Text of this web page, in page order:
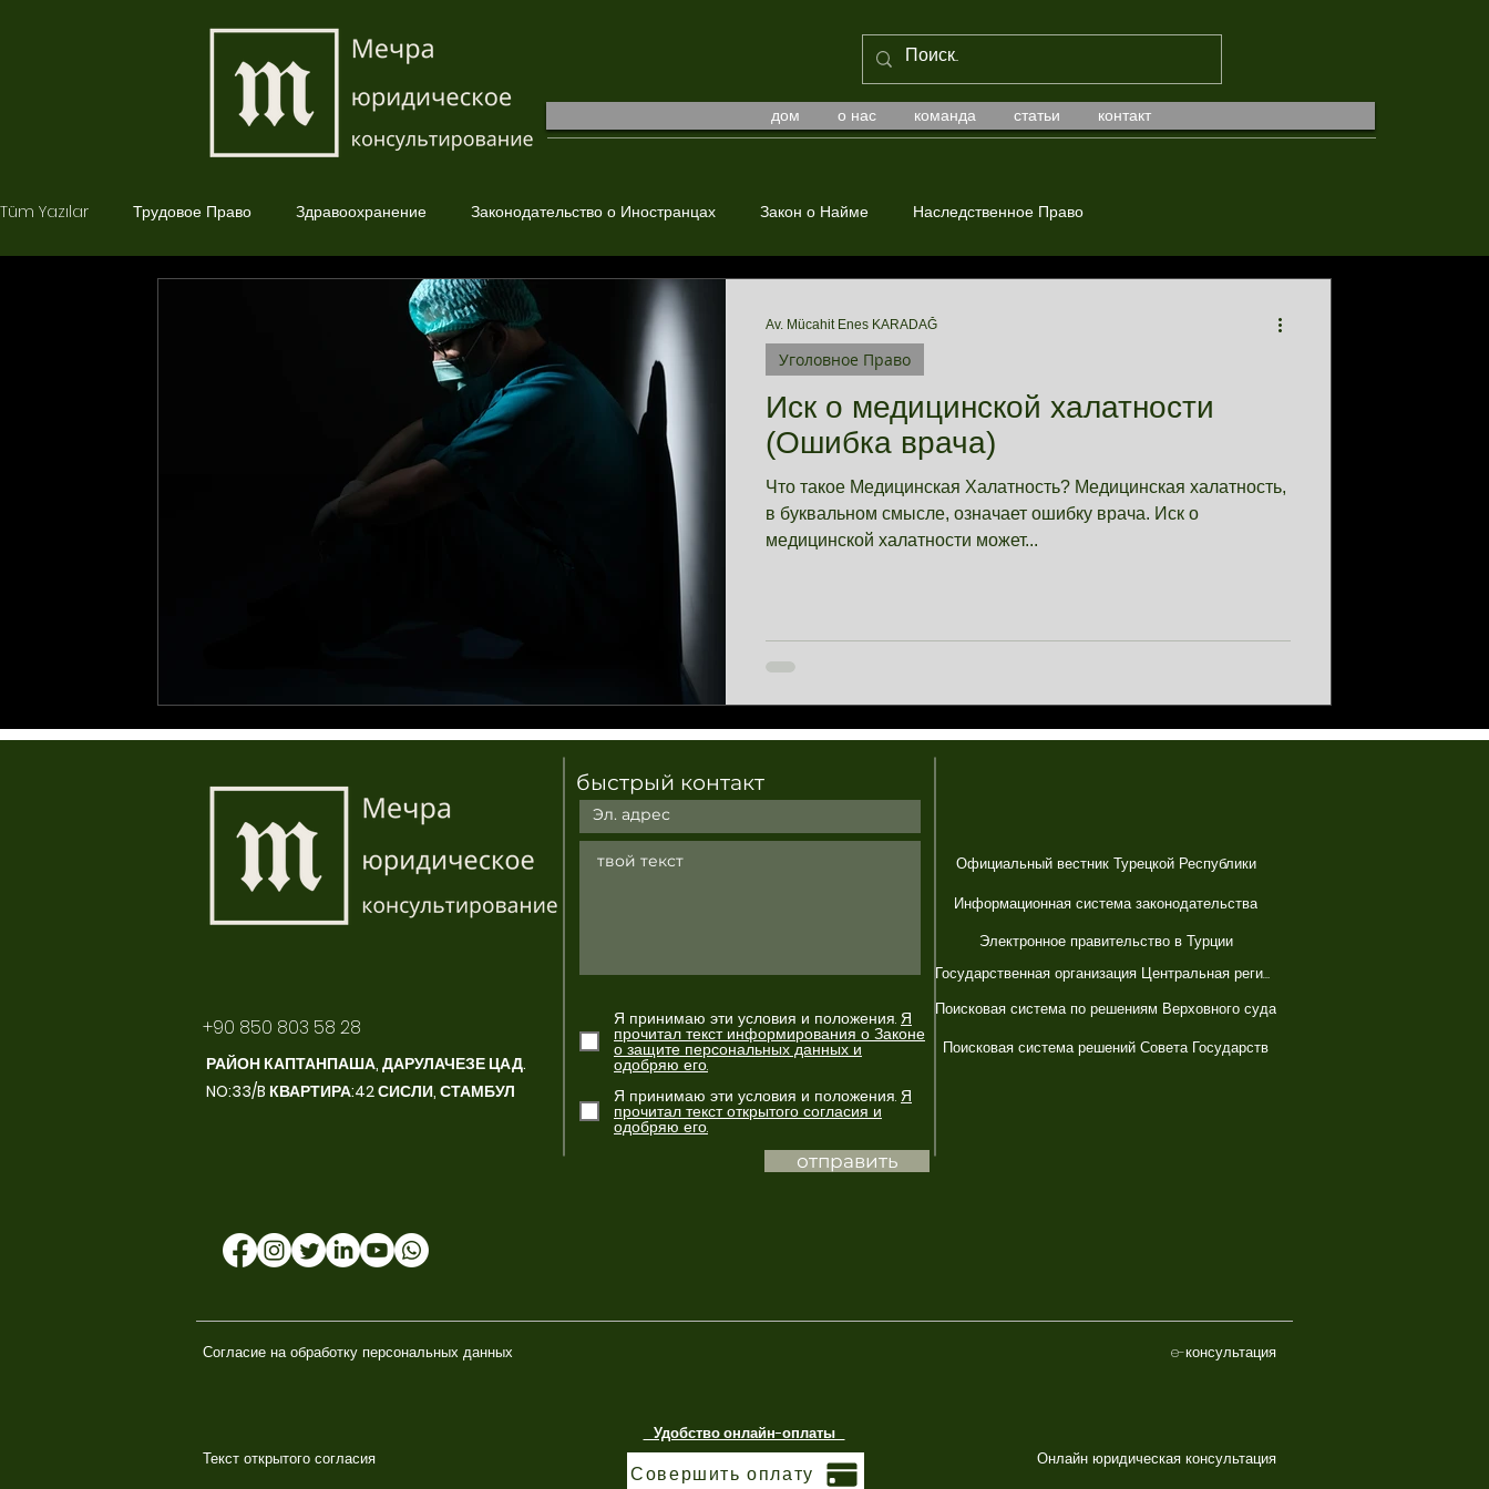
дом о нас команда статьи контакт
Tüm Yazılar Трудовое Право Здравоохранение Законодательство о Иностранцах Закон о Найме Наследственное Право
Уголовное Право
Иск о медицинской халатности
(Ошибка врача)
Что такое Медицинская Халатность? Медицинская халатность,
в буквальном смысле, означает ошибку врача. Иск о
медицинской халатности может...
Уголовное Право
Av. Mücahit Enes KARADAĞ
Я принимаю эти условия и положения. Я
прочитал текст информирования о Законе
о защите персональных данных и
одобряю его.
Я принимаю эти условия и положения. Я
прочитал текст открытого согласия и
одобряю его.
отправить
быстрый контакт
Официальный вестник Турецкой Республики
Информационная система законодательства
Электронное правительство в Турции
Государственная организация Центральная регистрационная система
Поисковая система по решениям Верховного суда
Поисковая система решений Совета Государств
+90 850 803 58 28
РАЙОН КАПТАНПАША, ДАРУЛАЧЕЗЕ ЦАД.
NO:33/B КВАРТИРА:42 СИСЛИ, СТАМБУЛ
Согласие на обработку персональных данных e-консультация
Удобство онлайн-оплаты
Текст открытого согласия
Совершить оплату
Онлайн юридическая консультация